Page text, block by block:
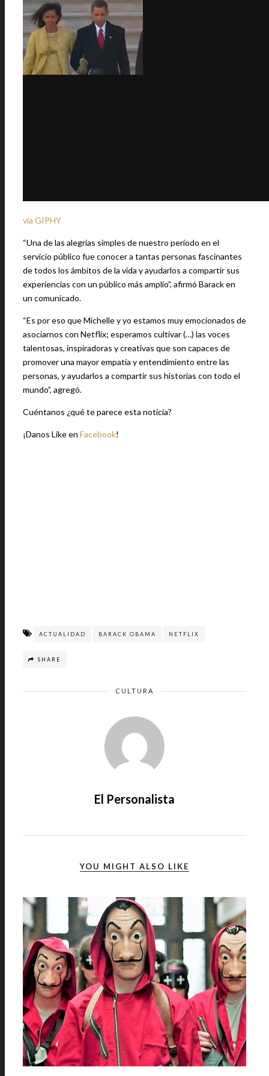
via GIPHY
“Una de las alegrías simples de nuestro período en el
servicio público fue conocer a tantas personas fascinantes
de todos los ámbitos de la vida y ayudarlos a compartir sus
experiencias con un público más amplio”, afirmó Barack en
un comunicado.
“Es por eso que Michelle y yo estamos muy emocionados de
asociarnos con Netflix; esperamos cultivar (…) las voces
talentosas, inspiradoras y creativas que son capaces de
promover una mayor empatía y entendimiento entre las
personas, y ayudarlos a compartir sus historias con todo el
mundo”, agregó.
Cuéntanos ¿qué te parece esta noticia?
¡Danos Like en Facebook!
ACTUALIDAD BARACK OBAMA NETFLIX
SHARE
CULTURA
El Personalista
YOU MIGHT ALSO LIKE